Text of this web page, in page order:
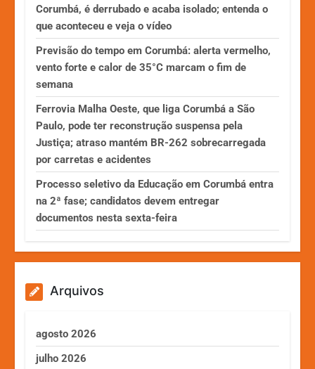
Corumbá, é derrubado e acaba isolado; entenda o
que aconteceu e veja o vídeo
Previsão do tempo em Corumbá: alerta vermelho,
vento forte e calor de 35°C marcam o fim de
semana
Ferrovia Malha Oeste, que liga Corumbá a São
Paulo, pode ter reconstrução suspensa pela
Justiça; atraso mantém BR-262 sobrecarregada
por carretas e acidentes
Processo seletivo da Educação em Corumbá entra
na 2ª fase; candidatos devem entregar
documentos nesta sexta-feira
Arquivos
agosto 2026
julho 2026